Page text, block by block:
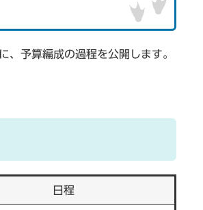
、予算編成の過程を公開します。
日程